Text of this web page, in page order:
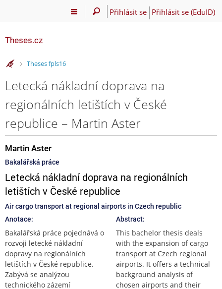
Přihlásit se Přihlásit se (EduID)
Theses.cz
>
Theses fpls16
Letecká nákladní doprava na
regionálních letištích v České
republice – Martin Aster
Martin Aster
Bakalářská práce
Letecká nákladní doprava na regionálních
letištích v České republice
Air cargo transport at regional airports in Czech republic
Anotace:
Bakalářská práce pojednává o
rozvoji letecké nákladní
dopravy na regionálních
letištích v České republice.
Zabývá se analýzou
technického zázemí
Abstract:
This bachelor thesis deals
with the expansion of cargo
transport at Czech regional
airports. It offers a technical
background analysis of
chosen airports and their